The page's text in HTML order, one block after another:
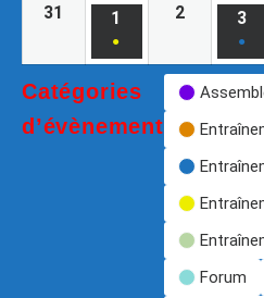
31 1
●
2 3
●
Catégories
d’évènement
Forum